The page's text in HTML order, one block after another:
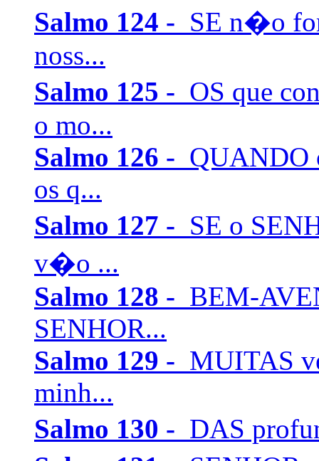
Salmo 124 - SE n�o
noss...
Salmo 125 - OS que
o mo...
Salmo 126 - QUANDO
os q...
Salmo 127 - SE o
v�o ...
Salmo 128 - BEM-
SENHOR...
Salmo 129 - MUITAS
minh...
Salmo 130 - DAS